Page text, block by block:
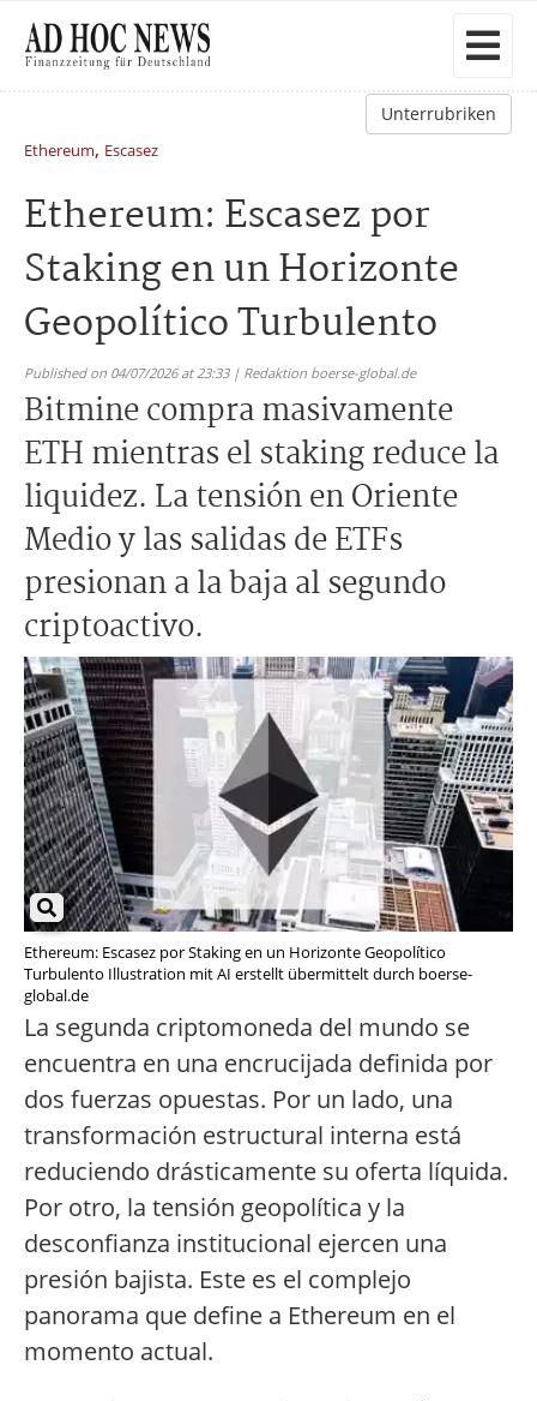
Unterrubriken
Ethereum, Escasez
Ethereum: Escasez por
Staking en un Horizonte
Geopolítico Turbulento
Published on 04/07/2026 at 23:33 | Redaktion boerse-global.de
Bitmine compra masivamente
ETH mientras el staking reduce la
liquidez. La tensión en Oriente
Medio y las salidas de ETFs
presionan a la baja al segundo
criptoactivo.
Ethereum: Escasez por Staking en un Horizonte Geopolítico
Turbulento Illustration mit AI erstellt übermittelt durch boerse-
global.de
La segunda criptomoneda del mundo se
encuentra en una encrucijada definida por
dos fuerzas opuestas. Por un lado, una
transformación estructural interna está
reduciendo drásticamente su oferta líquida.
Por otro, la tensión geopolítica y la
desconfianza institucional ejercen una
presión bajista. Este es el complejo
panorama que define a Ethereum en el
momento actual.